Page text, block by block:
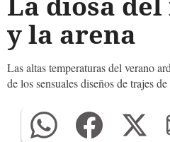
y la arena
Las altas temperaturas del verano
de los sensuales diseños de trajes